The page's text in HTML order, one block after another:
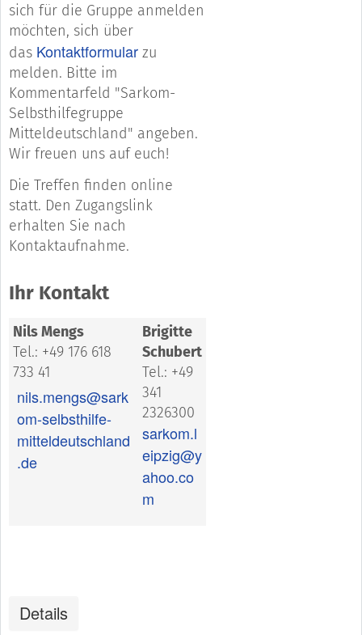
sich für die Gruppe anmelden
möchten, sich über
das Kontaktformular zu
melden. Bitte im
Kommentarfeld "Sarkom-
Selbsthilfegruppe
Mitteldeutschland" angeben.
Wir freuen uns auf euch!
Die Treffen finden online
statt. Den Zugangslink
erhalten Sie nach
Kontaktaufnahme.
Ihr Kontakt
Nils Mengs
Tel.: +49 176 618
733 41
nils.mengs@sark
om-selbsthilfe-
mitteldeutschland
.de
Brigitte
Schubert
Tel.: +49
341
2326300
sarkom.l
eipzig@y
ahoo.co
m
Details